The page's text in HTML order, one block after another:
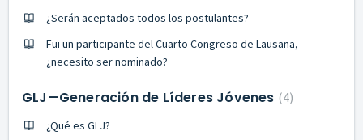
¿Serán aceptados todos los postulantes?
Fui un participante del Cuarto Congreso de Lausana,
¿necesito ser nominado?
GLJ—Generación de Líderes Jóvenes 4
¿Qué es GLJ?